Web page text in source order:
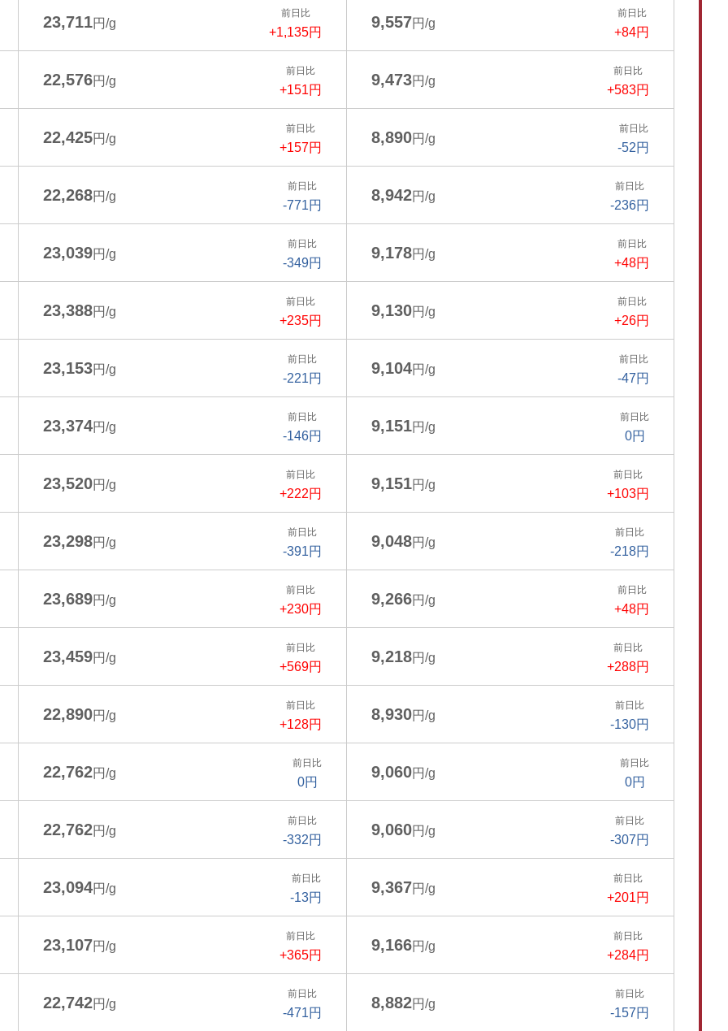
23,711円/g
前日比
+1,135円
9,557円/g
前日比
+84円
22,576円/g
前日比
+151円
9,473円/g
前日比
+583円
22,425円/g
前日比
+157円
8,890円/g
前日比
-52円
22,268円/g
前日比
-771円
8,942円/g
前日比
-236円
23,039円/g
前日比
-349円
9,178円/g
前日比
+48円
23,388円/g
前日比
+235円
9,130円/g
前日比
+26円
23,153円/g
前日比
-221円
9,104円/g
前日比
-47円
23,374円/g
前日比
-146円
9,151円/g
前日比
0円
23,520円/g
前日比
+222円
9,151円/g
前日比
+103円
23,298円/g
前日比
-391円
9,048円/g
前日比
-218円
23,689円/g
前日比
+230円
9,266円/g
前日比
+48円
23,459円/g
前日比
+569円
9,218円/g
前日比
+288円
22,890円/g
前日比
+128円
8,930円/g
前日比
-130円
22,762円/g
前日比
0円
9,060円/g
前日比
0円
22,762円/g
前日比
-332円
9,060円/g
前日比
-307円
23,094円/g
前日比
-13円
9,367円/g
前日比
+201円
23,107円/g
前日比
+365円
9,166円/g
前日比
+284円
22,742円/g
前日比
-471円
8,882円/g
前日比
-157円